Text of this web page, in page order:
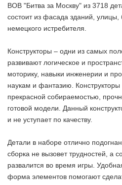
ВОВ "Битва за Москву" из 3718
состоит из фасада зданий,
немецкого истребителя.
Конструкторы – одни из самых
развивают логическое и
моторику, навыки инженерии и
наукам и фантазию. Конструкторы
прекрасной собираемостью,
готовой модели. Данный
и не уступает по качеству.
Детали в наборе отлично
сборка не вызовет трудностей, а
развалится во время игры.
форма элементов помогают